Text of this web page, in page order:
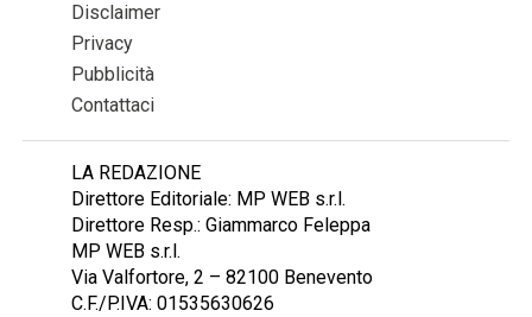
Disclaimer
Privacy
Pubblicità
Contattaci
LA REDAZIONE
Direttore Editoriale: MP WEB s.r.l.
Direttore Resp.: Giammarco Feleppa
MP WEB s.r.l.
Via Valfortore, 2 – 82100 Benevento
C.F./P.IVA: 01535630626